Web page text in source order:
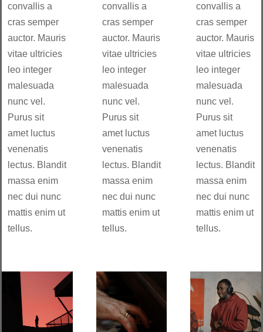
convallis a
cras semper
auctor. Mauris
vitae ultricies
leo integer
malesuada
nunc vel.
Purus sit
amet luctus
venenatis
lectus. Blandit
massa enim
nec dui nunc
mattis enim ut
tellus.
convallis a
cras semper
auctor. Mauris
vitae ultricies
leo integer
malesuada
nunc vel.
Purus sit
amet luctus
venenatis
lectus. Blandit
massa enim
nec dui nunc
mattis enim ut
tellus.
convallis a
cras semper
auctor. Mauris
vitae ultricies
leo integer
malesuada
nunc vel.
Purus sit
amet luctus
venenatis
lectus. Blandit
massa enim
nec dui nunc
mattis enim ut
tellus.